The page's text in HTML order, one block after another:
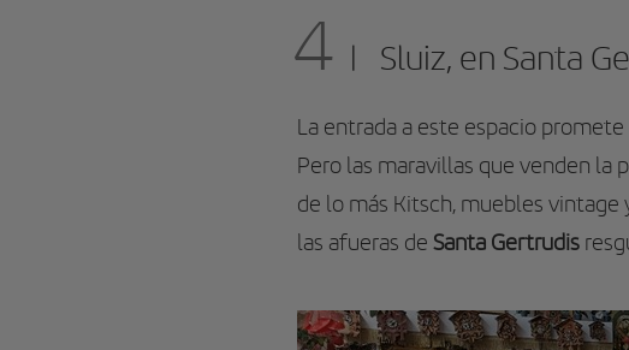
4 Sluiz, en Santa
La entrada a este espacio
Pero las maravillas que venden la
de lo más Kitsch, muebles
las afueras de Santa Gertrudis